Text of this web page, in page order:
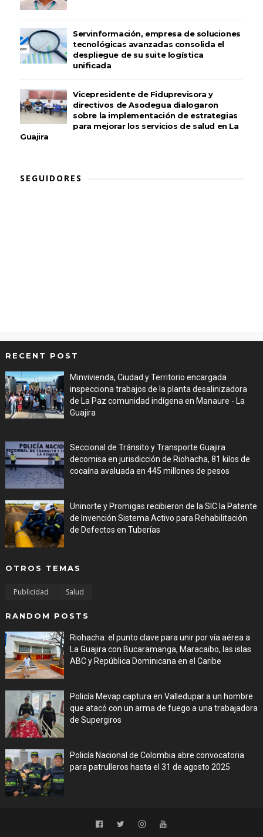
Servinformación, empresa de soluciones
tecnológicas avanzadas consolida el
despliegue de su suite logística
unificada
Vicepresidente de Fiduprevisora y
directivos de Asodegua dialogaron
sobre la implementación de estrategias
para mejorar los servicios de salud en La
Guajira
SEGUIDORES
RECENT POST
Minvivienda, Ciudad y Territorio encargada
inspecciona trabajos de la planta desalinizadora
de La Paz comunidad indígena en Manaure - La
Guajira
Seccional de Tránsito y Transporte Guajira
decomisa en jurisdicción de Riohacha, 81 kilos de
cocaína avaluada en 445 millones de pesos
Uninorte y Promigas recibieron de la SIC la Patente
de Invención Sistema Activo para Rehabilitación
de Defectos en Tuberías
OTROS TEMAS
Publicidad Salud
RANDOM POSTS
Riohacha: el punto clave para unir por vía aérea a
La Guajira con Bucaramanga, Maracaibo, las islas
ABC y República Dominicana en el Caribe
Policía Mevap captura en Valledupar a un hombre
que atacó con un arma de fuego a una trabajadora
de Supergiros
Policía Nacional de Colombia abre convocatoria
para patrulleros hasta el 31 de agosto 2025